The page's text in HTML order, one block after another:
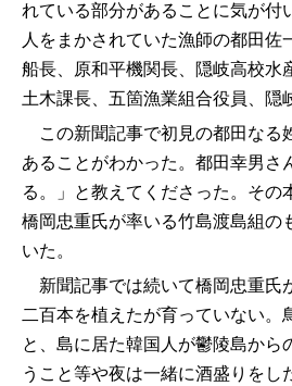
れている部分があることに気が
人をまかされていた漁師の都田
船長、原和平機関長、隠岐高校
土木課長、五箇漁業組合役員、
この新聞記事で初見の都田なる
あることがわかった。都田幸男
る。」と教えてくださった。その
橋岡忠重氏が率いる竹島渡島組
いた。
新聞記事では続いて橋岡忠重氏
二百本を植えたが育っていない
と、島に居た韓国人が鬱陵島か
うこと等や夜は一緒に酒盛りを